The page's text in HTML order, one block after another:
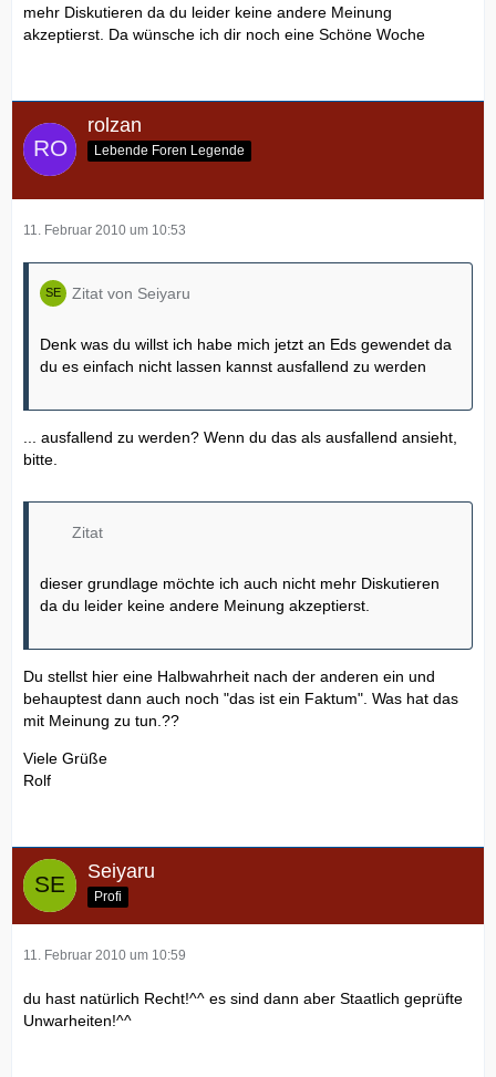
mehr Diskutieren da du leider keine andere Meinung
akzeptierst. Da wünsche ich dir noch eine Schöne Woche
rolzan
Lebende Foren Legende
11. Februar 2010 um 10:53
Zitat von Seiyaru
Denk was du willst ich habe mich jetzt an Eds gewendet da
du es einfach nicht lassen kannst ausfallend zu werden
... ausfallend zu werden? Wenn du das als ausfallend ansieht,
bitte.
Zitat
dieser grundlage möchte ich auch nicht mehr Diskutieren
da du leider keine andere Meinung akzeptierst.
Du stellst hier eine Halbwahrheit nach der anderen ein und
behauptest dann auch noch "das ist ein Faktum". Was hat das
mit Meinung zu tun.??
Viele Grüße
Rolf
Seiyaru
Profi
11. Februar 2010 um 10:59
du hast natürlich Recht!^^ es sind dann aber Staatlich geprüfte
Unwarheiten!^^